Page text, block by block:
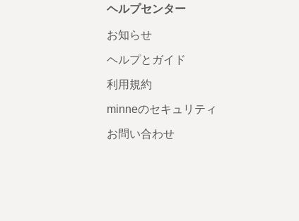
ヘルプセンター
お知らせ
ヘルプとガイド
利用規約
minneのセキュリティ
お問い合わせ